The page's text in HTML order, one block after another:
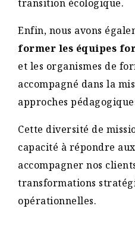
transition écologique.
Enfin, nous avons
former les équipes
et les organismes de
accompagné dans la
approches
Cette diversité de
capacité à répondre
accompagner nos
transformations
opérationnelles.